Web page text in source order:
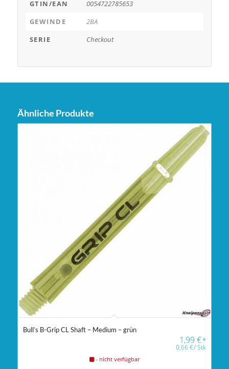
GTIN/EAN
0054722785653
GEWINDE
2BA
SERIE
Checkout
Ähnliche Produkte
Bull’s B-Grip CL Shaft – Medium – grün
1,99€*
0,66€/Stk
- nicht verfügbar